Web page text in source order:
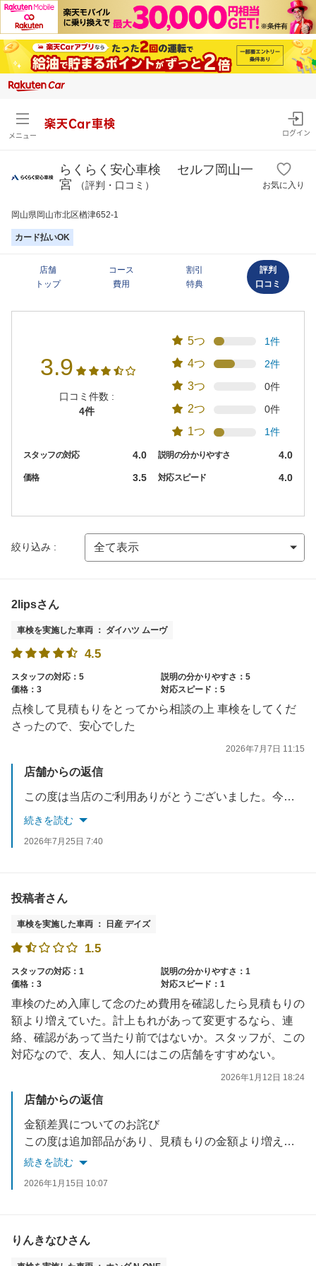
メニュー
楽天Car車検
ログイン
らくらく安心車検 セルフ岡山一
宮
（評判・口コミ） お気に入り
岡山県岡山市北区楢津652-1
カード払いOK
店舗
トップ
コース
費用
割引
特典
評判
口コミ
3.9
口コミ件数 :
4件
5つ 1件
4つ 2件
3つ 0件
2つ 0件
1つ 1件
スタッフの対応 4.0 説明の分かりやすさ 4.0
価格 3.5 対応スピード 4.0
絞り込み :
2lipsさん
車検を実施した車両 ： ダイハツ ムーヴ
4.5
スタッフの対応：5
説明の分かりやすさ：5
価格：3
対応スピード：5
点検して見積もりをとってから相談の上 車検をしてくだ
さったので、安心でした
2026年7月7日 11:15
店舗からの返信
この度は当店のご利用ありがとうございました。今後もお客様に寄り添ったサービスの提供を心掛けてゆきたいと思います。当店のご利用よろしくお願い致します。
続きを読む
2026年7月25日 7:40
投稿者さん
車検を実施した車両 ： 日産 デイズ
1.5
スタッフの対応：1
説明の分かりやすさ：1
価格：3
対応スピード：1
車検のため入庫して念のため費用を確認したら見積もりの
額より増えていた。計上もれがあって変更するなら、連
絡、確認があって当たり前ではないか。スタッフが、この
対応なので、友人、知人にはこの店舗をすすめない。
2026年1月12日 18:24
店舗からの返信
金額差異についてのお詫び
この度は追加部品があり、見積もりの金額より増えていたのに正確な金額をお伝えせず誠に申し訳ございません。今後は二度と同じ過ちをしないようスタッフ一同共有させていただきます。大変、申し訳ございませんでした。
続きを読む
2026年1月15日 10:07
りんきなひさん